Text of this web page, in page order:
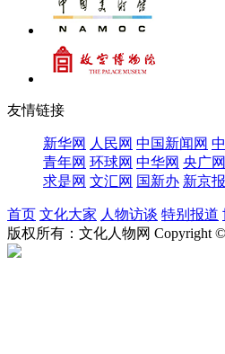
友情链接
新华网 人民网 中国新闻网
青年网 环球网 中华网 央广网
求是网 文汇网 国新办 新京报
首页 文化大家 人物访谈 特别报道
版权所有：文化人物网 Copyright